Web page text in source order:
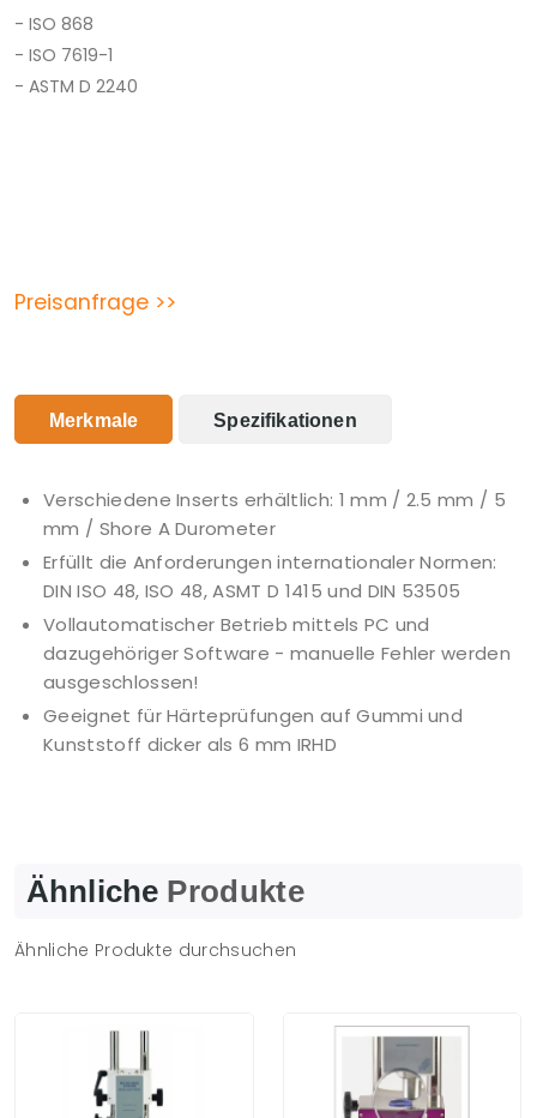
- ISO 868
- ISO 7619-1
- ASTM D 2240
Preisanfrage >>
Merkmale Spezifikationen
Verschiedene Inserts erhältlich: 1 mm / 2.5 mm / 5
mm / Shore A Durometer
Erfüllt die Anforderungen internationaler Normen:
DIN ISO 48, ISO 48, ASMT D 1415 und DIN 53505
Vollautomatischer Betrieb mittels PC und
dazugehöriger Software - manuelle Fehler werden
ausgeschlossen!
Geeignet für Härteprüfungen auf Gummi und
Kunststoff dicker als 6 mm IRHD
Ähnliche Produkte
Ähnliche Produkte durchsuchen